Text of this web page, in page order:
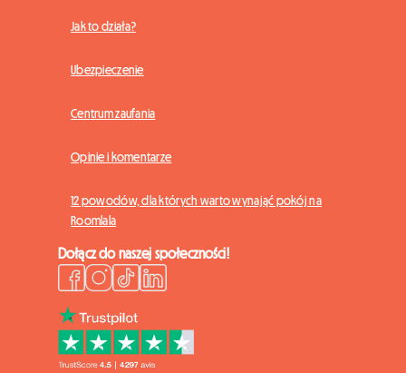
Jak to działa?
Ubezpieczenie
Centrum zaufania
Opinie i komentarze
12 powodów, dla których warto wynająć pokój na
Roomlala
Dołącz do naszej społeczności!